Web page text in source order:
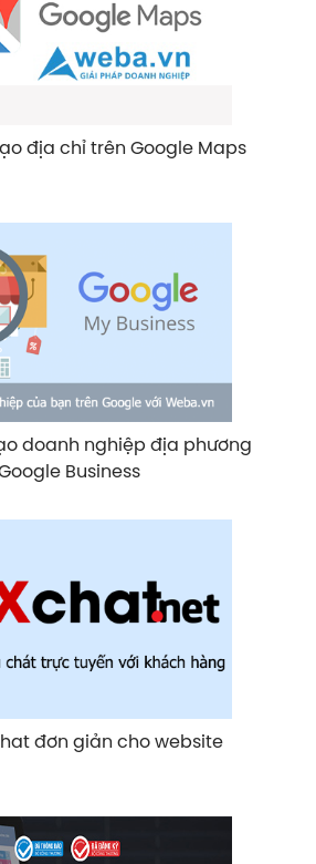
địa chỉ trên Google Maps
doanh nghiệp địa phương
Business
đơn giản cho website